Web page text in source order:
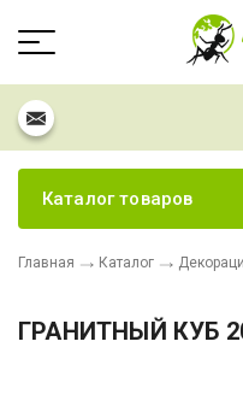
Каталог товаров
Главная Каталог
ГРАНИТНЫЙ КУБ